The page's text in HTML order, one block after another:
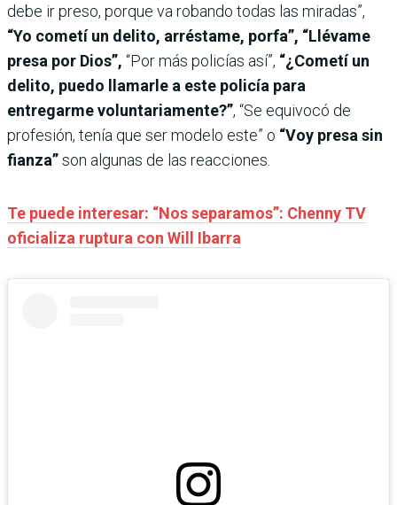
debe ir preso, porque va robando todas las miradas”,
“Yo cometí un delito, arréstame, porfa”, “Llévame
presa por Dios”, “Por más policías así”, “¿Cometí un
delito, puedo llamarle a este policía para
entregarme voluntariamente?”, “Se equivocó de
profesión, tenía que ser modelo este” o “Voy presa sin
fianza”son algunas de las reacciones.
Te puede interesar: “Nos separamos”: Chenny TV
oficializa ruptura con Will Ibarra